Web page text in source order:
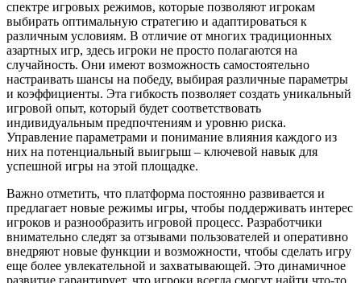
спектре игровых режимов, которые позволяют игрокам
выбирать оптимальную стратегию и адаптироваться к
различным условиям. В отличие от многих традиционных
азартных игр, здесь игроки не просто полагаются на
случайность. Они имеют возможность самостоятельно
настраивать шансы на победу, выбирая различные параметры
и коэффициенты. Эта гибкость позволяет создать уникальный
игровой опыт, который будет соответствовать
индивидуальным предпочтениям и уровню риска.
Управление параметрами и понимание влияния каждого из
них на потенциальный выигрыш – ключевой навык для
успешной игры на этой площадке.
Важно отметить, что платформа постоянно развивается и
предлагает новые режимы игры, чтобы поддерживать интерес
игроков и разнообразить игровой процесс. Разработчики
внимательно следят за отзывами пользователей и оперативно
внедряют новые функции и возможности, чтобы сделать игру
еще более увлекательной и захватывающей. Это динамичное
развитие гарантирует, что игроки всегда смогут найти что-то